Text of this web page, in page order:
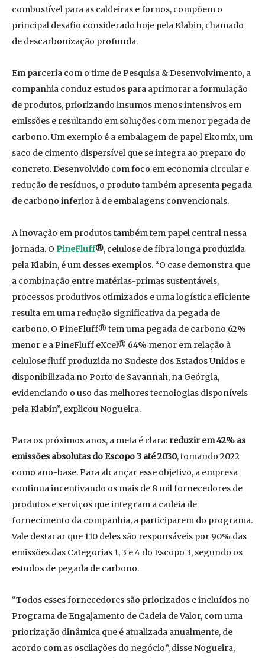
combustível para as caldeiras e fornos, compõem o
principal desafio considerado hoje pela Klabin, chamado
de descarbonização profunda.
Em parceria com o time de Pesquisa & Desenvolvimento, a
companhia conduz estudos para aprimorar a formulação
de produtos, priorizando insumos menos intensivos em
emissões e resultando em soluções com menor pegada de
carbono. Um exemplo é a embalagem de papel Ekomix, um
saco de cimento dispersível que se integra ao preparo do
concreto. Desenvolvido com foco em economia circular e
redução de resíduos, o produto também apresenta pegada
de carbono inferior à de embalagens convencionais.
A inovação em produtos também tem papel central nessa
jornada. O PineFluff®, celulose de fibra longa produzida
pela Klabin, é um desses exemplos. “O case demonstra que
a combinação entre matérias-primas sustentáveis,
processos produtivos otimizados e uma logística eficiente
resulta em uma redução significativa da pegada de
carbono. O PineFluff® tem uma pegada de carbono 62%
menor e a PineFluff eXcel® 64% menor em relação à
celulose fluff produzida no Sudeste dos Estados Unidos e
disponibilizada no Porto de Savannah, na Geórgia,
evidenciando o uso das melhores tecnologias disponíveis
pela Klabin”, explicou Nogueira.
Para os próximos anos, a meta é clara: reduzir em 42% as
emissões absolutas do Escopo 3 até 2030, tomando 2022
como ano-base. Para alcançar esse objetivo, a empresa
continua incentivando os mais de 8 mil fornecedores de
produtos e serviços que integram a cadeia de
fornecimento da companhia, a participarem do programa.
Vale destacar que 110 deles são responsáveis por 90% das
emissões das Categorias 1, 3 e 4 do Escopo 3, segundo os
estudos de pegada de carbono.
“Todos esses fornecedores são priorizados e incluídos no
Programa de Engajamento de Cadeia de Valor, com uma
priorização dinâmica que é atualizada anualmente, de
acordo com as oscilações do negócio”, disse Nogueira,